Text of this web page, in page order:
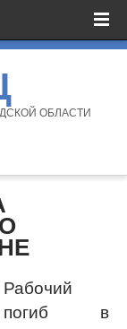
ОБЛАСТИ
Рабочий
погиб в